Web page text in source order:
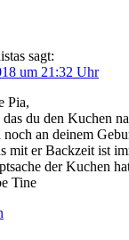
sagt:
um 21:32 Uhr
Pia,
du den Kuchen
noch an dei­nem
mit er Back­zeit ist
der Kuchen
Tine